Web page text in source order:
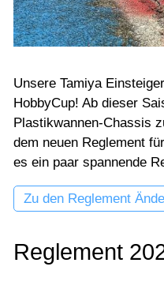
Unsere Tamiya
HobbyCup! Ab dieser
Plastikwannen-Chassis
dem neuen Reglement
es ein paar spannende
Zu den Reglement
Reglement